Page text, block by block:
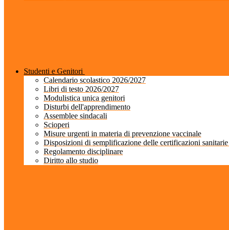
Studenti e Genitori
Calendario scolastico 2026/2027
Libri di testo 2026/2027
Modulistica unica genitori
Disturbi dell'apprendimento
Assemblee sindacali
Scioperi
Misure urgenti in materia di prevenzione vaccinale
Disposizioni di semplificazione delle certificazioni
Regolamento disciplinare
Diritto allo studio